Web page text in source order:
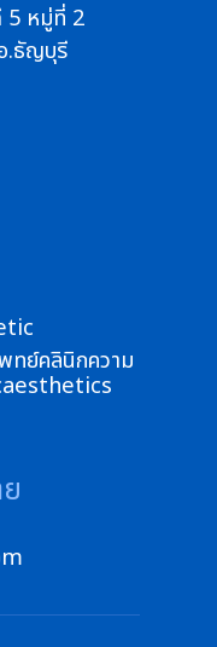
5 หมู่ที่ 2
.ธัญบุรี
ทย์คลินิกความ